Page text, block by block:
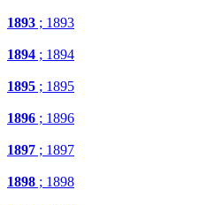
1893 ; 1893
1894 ; 1894
1895 ; 1895
1896 ; 1896
1897 ; 1897
1898 ; 1898